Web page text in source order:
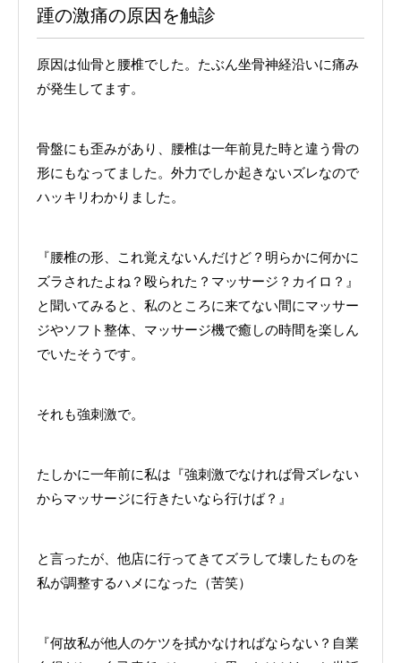
踵の激痛の原因を触診
原因は仙骨と腰椎でした。たぶん坐骨神経沿いに痛み
が発生してます。
骨盤にも歪みがあり、腰椎は一年前見た時と違う骨の
形にもなってました。外力でしか起きないズレなので
ハッキリわかりました。
『腰椎の形、これ覚えないんだけど？明らかに何かに
ズラされたよね？殴られた？マッサージ？カイロ？』
と聞いてみると、私のところに来てない間にマッサー
ジやソフト整体、マッサージ機で癒しの時間を楽しん
でいたそうです。
それも強刺激で。
たしかに一年前に私は『強刺激でなければ骨ズレない
からマッサージに行きたいなら行けば？』
と言ったが、他店に行ってきてズラして壊したものを
私が調整するハメになった（苦笑）
『何故私が他人のケツを拭かなければならない？自業